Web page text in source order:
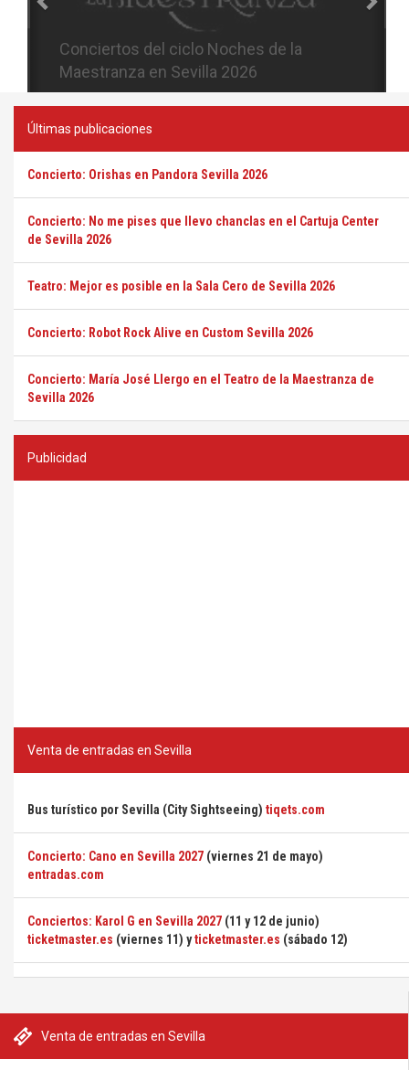
Venta de entradas en Sevilla
Conciertos del ciclo Candlelight en
Sevilla
Últimas publicaciones
Concierto: Orishas en Pandora Sevilla 2026
Concierto: No me pises que llevo chanclas en el Cartuja Center
de Sevilla 2026
Teatro: Mejor es posible en la Sala Cero de Sevilla 2026
Concierto: Robot Rock Alive en Custom Sevilla 2026
Concierto: María José Llergo en el Teatro de la Maestranza de
Sevilla 2026
Publicidad
Venta de entradas en Sevilla
Bus turístico por Sevilla (City Sightseeing) tiqets.com
Concierto: Cano en Sevilla 2027 (viernes 21 de mayo)
entradas.com
Conciertos: Karol G en Sevilla 2027 (11 y 12 de junio)
ticketmaster.es (viernes 11) yticketmaster.es (sábado 12)